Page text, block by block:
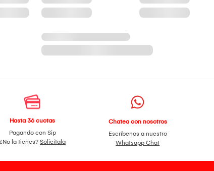
Hasta 36 cuotas
Pagando con Sip
¿No la tienes? Solicítala
Chatea con nosotros
Escríbenos a nuestro
Whatsapp Chat